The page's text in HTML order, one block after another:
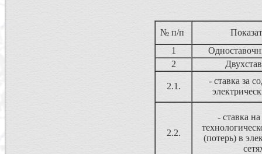
№ п/п
1
2
2.1.
- ставка за
2.2.
- ставка
(потерь) в